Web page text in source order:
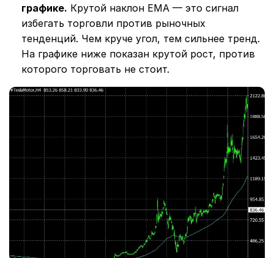
графике. Крутой наклон EMA — это сигнал
избегать торговли против рыночных
тенденций. Чем круче угол, тем сильнее тренд.
На графике ниже показан крутой рост, против
которого торговать не стоит.